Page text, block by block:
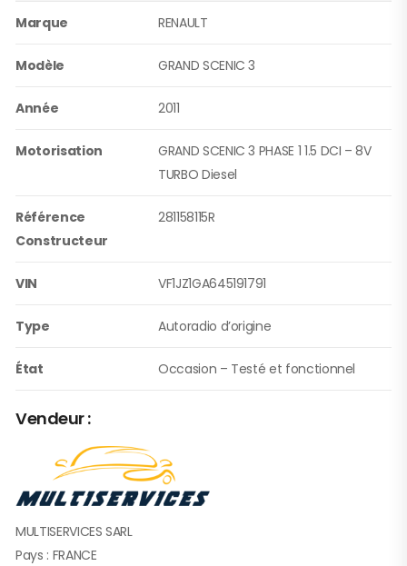
Marque RENAULT
Modèle GRAND SCENIC 3
Année 2011
Motorisation
GRAND SCENIC 3 PHASE 1 1.5 DCI – 8V
TURBO Diesel
Référence
Constructeur
281158115R
VIN VF1JZ1GA645191791
Type Autoradio d’origine
État Occasion – Testé et fonctionnel
Vendeur :
MULTISERVICES SARL
Pays : FRANCE